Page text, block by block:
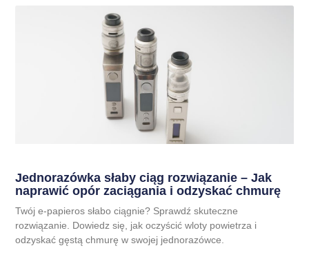
Jednorazówka słaby ciąg rozwiązanie – Jak
naprawić opór zaciągania i odzyskać chmurę
Twój e-papieros słabo ciągnie? Sprawdź skuteczne
rozwiązanie. Dowiedz się, jak oczyścić wloty powietrza i
odzyskać gęstą chmurę w swojej jednorazówce.